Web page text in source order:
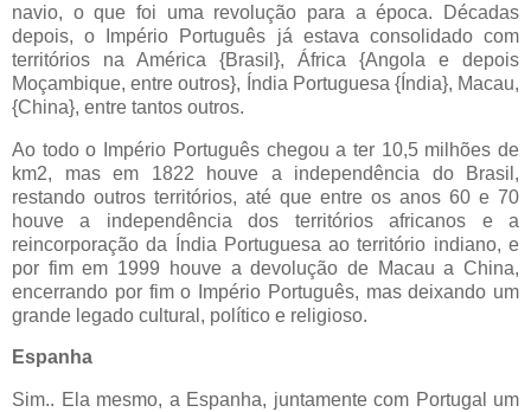
navio, o que foi uma revolução para a época. Décadas
depois, o Império Português já estava consolidado com
territórios na América {Brasil}, África {Angola e depois
Moçambique, entre outros}, Índia Portuguesa {Índia}, Macau,
{China}, entre tantos outros.
Ao todo o Império Português chegou a ter 10,5 milhões de
km2, mas em 1822 houve a independência do Brasil,
restando outros territórios, até que entre os anos 60 e 70
houve a independência dos territórios africanos e a
reincorporação da Índia Portuguesa ao território indiano, e
por fim em 1999 houve a devolução de Macau a China,
encerrando por fim o Império Português, mas deixando um
grande legado cultural, político e religioso.
Espanha
Sim.. Ela mesmo, a Espanha, juntamente com Portugal um